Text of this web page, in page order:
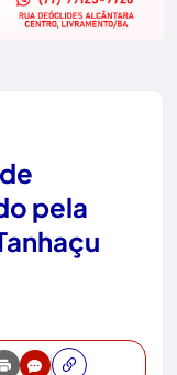
pela